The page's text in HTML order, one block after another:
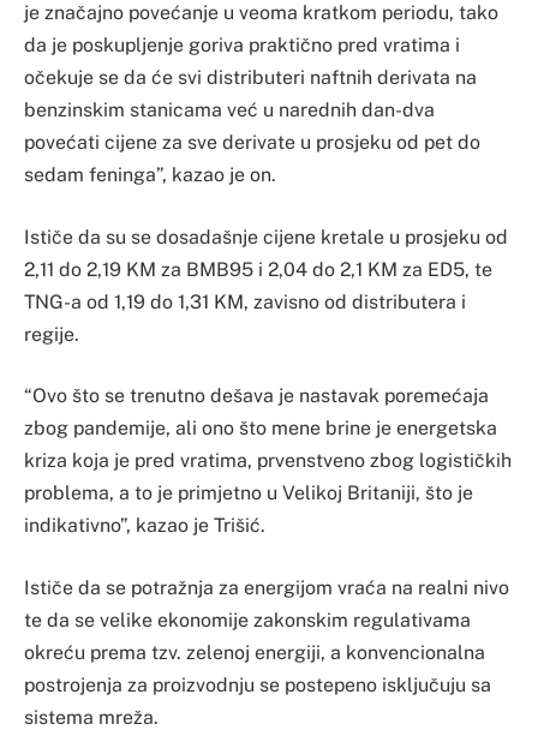
je značajno povećanje u veoma kratkom periodu, tako
da je poskupljenje goriva praktično pred vratima i
očekuje se da će svi distributeri naftnih derivata na
benzinskim stanicama već u narednih dan-dva
povećati cijene za sve derivate u prosjeku od pet do
sedam feninga”, kazao je on.
Ističe da su se dosadašnje cijene kretale u prosjeku od
2,11 do 2,19 KM za BMB95 i 2,04 do 2,1 KM za ED5, te
TNG-a od 1,19 do 1,31 KM, zavisno od distributera i
regije.
“Ovo što se trenutno dešava je nastavak poremećaja
zbog pandemije, ali ono što mene brine je energetska
kriza koja je pred vratima, prvenstveno zbog logističkih
problema, a to je primjetno u Velikoj Britaniji, što je
indikativno”, kazao je Trišić.
Ističe da se potražnja za energijom vraća na realni nivo
te da se velike ekonomije zakonskim regulativama
okreću prema tzv. zelenoj energiji, a konvencionalna
postrojenja za proizvodnju se postepeno isključuju sa
sistema mreža.